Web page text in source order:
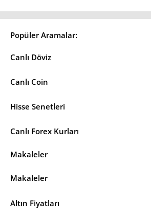
Popüler Aramalar:
Canlı Döviz
Canlı Coin
Hisse Senetleri
Canlı Forex Kurları
Makaleler
Makaleler
Altın Fiyatları